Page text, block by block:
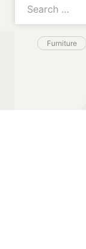
Furniture